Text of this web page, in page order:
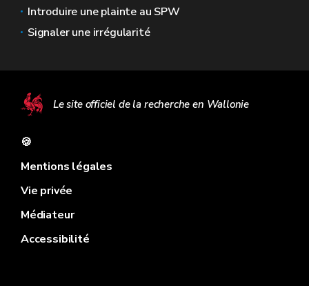
Introduire une plainte au SPW
Signaler une irrégularité
Le site officiel de la recherche en Wallonie
🍪
Mentions légales
Vie privée
Médiateur
Accessibilité